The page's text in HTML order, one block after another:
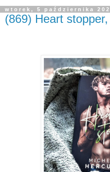
wtorek, 5 października
(869) Heart